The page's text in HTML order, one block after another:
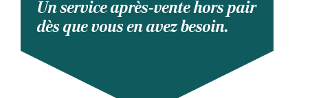
Un service après-vente hors pair
dès que vous en avez besoin.